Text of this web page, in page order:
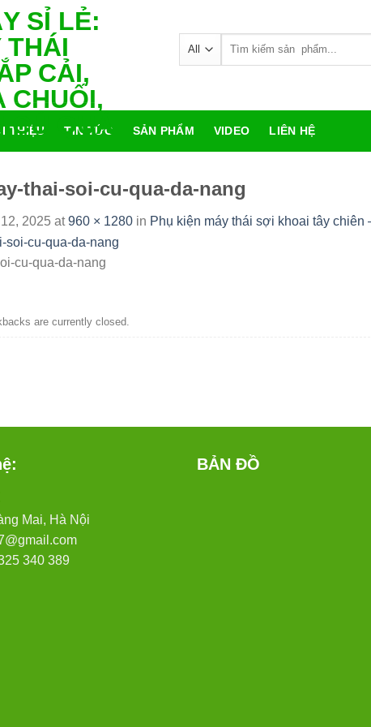
for:
THIỆU TIN TỨC SẢN PHẨM VIDEO LIÊN HỆ
thai-soi-cu-qua-da-nang
2025 at960 × 1280 in Phụ kiện máy thái sợi khoai tây chiên
cu-qua-da-nang
are currently closed.
Mai, Hà Nội
340 389
BẢN ĐỒ